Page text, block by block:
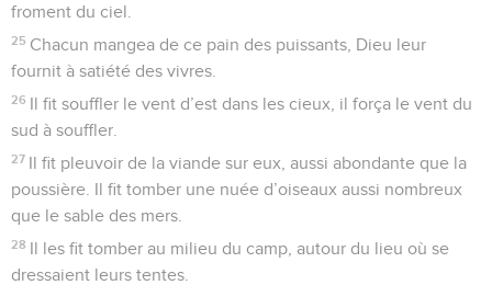
froment du ciel.
25 Chacun mangea de ce pain des puissants, Dieu leur
fournit à satiété des vivres.
26 Il fit souffler le vent d’est dans les cieux, il força le vent du
sud à souffler.
27 Il fit pleuvoir de la viande sur eux, aussi abondante que la
poussière. Il fit tomber une nuée d’oiseaux aussi nombreux
que le sable des mers.
28 Il les fit tomber au milieu du camp, autour du lieu où se
dressaient leurs tentes.